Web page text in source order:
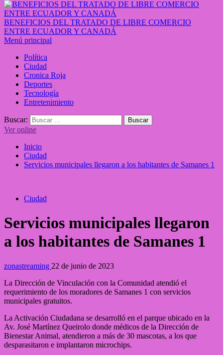
BENEFICIOS DEL TRATADO DE LIBRE COMERCIO
ENTRE ECUADOR Y CANADÁ
Menú principal
Política
Ciudad
Cronica Roja
Deportes
Tecnología
Entretenimiento
Buscar:
Ver online
Inicio
Ciudad
Servicios municipales llegaron a los habitantes de Samanes 1
Ciudad
Servicios municipales llegaron
a los habitantes de Samanes 1
zonastreaming 22 de junio de 2023
La Dirección de Vinculación con la Comunidad atendió el
requerimiento de los moradores de Samanes 1 con servicios
municipales gratuitos.
La Activación Ciudadana se desarrolló en el parque ubicado en la
Av. José Martínez Queirolo donde médicos de la Dirección de
Bienestar Animal, atendieron a más de 30 mascotas, a los que
desparasitaron e implantaron microchips.